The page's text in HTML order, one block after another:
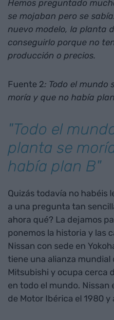
Hemos preguntado
se mojaban pero se
nuevo modelo, la planta
conseguirlo porque no
producción o precios.
Fuente 2: Todo el mundo
moría y que no había
"Todo el
planta se
había plan B"
Quizás todavía no habéis
a una pregunta tan
ahora qué? La dejamos
ponemos la historia y las
Nissan con sede en
tiene una alianza mundial
Mitsubishi y ocupa cerca
en todo el mundo.
de Motor Ibérica el 1980